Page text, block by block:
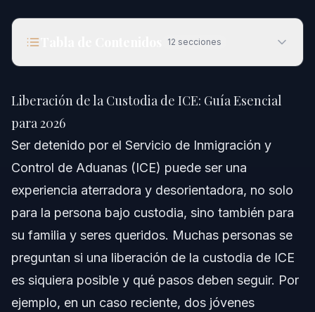
12 secciones
para 2026
Respuesta Rápida
Comprendiendo la Detención de ICE y las
Opciones de Liberación
Tipos de Liberación de la Custodia de ICE
El Proceso de Fianza de ICE y Cómo Funciona
Factores que Afectan las Decisiones de Fianza
Libertad Condicional (Parole) y Otras Opciones
de Liberación sin Fianza
Liberación de la Custodia de ICE: Guía Esencial
para 2026
Ser detenido por el Servicio de Inmigración y
Control de Aduanas (ICE) puede ser una
experiencia aterradora y desorientadora, no solo
para la persona bajo custodia, sino también para
su familia y seres queridos. Muchas personas se
preguntan si una liberación de la custodia de ICE
es siquiera posible y qué pasos deben seguir. Por
ejemplo, en un caso reciente, dos jóvenes